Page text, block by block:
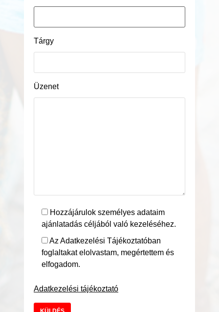
Tárgy
Üzenet
Hozzájárulok személyes adataim
ajánlatadás céljából való kezeléséhez.
Az Adatkezelési Tájékoztatóban
foglaltakat elolvastam, megértettem és
elfogadom.
Adatkezelési tájékoztató